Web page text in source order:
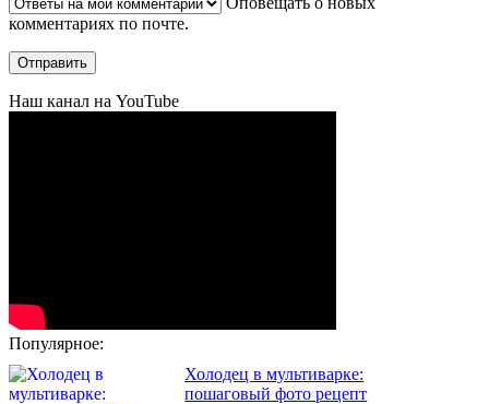
комментариях по почте.
Наш канал на YouTube
Популярное:
Холодец в мультиварке:
пошаговый фото рецепт